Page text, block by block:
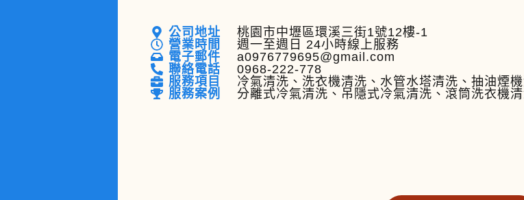
公司地址
桃園市中壢區環溪三街1號12樓-1
營業時間
週一至週日 24小時線上服務
電子郵件
a0976779695@gmail.com
聯絡電話
0968-222-778
服務項目
冷氣清洗、洗衣機清洗、水管水塔清洗、抽油煙
服務案例
分離式冷氣清洗、吊隱式冷氣清洗、滾筒洗衣機